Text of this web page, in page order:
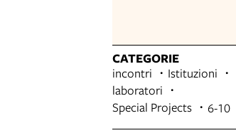
CATEGORIE
incontri
Istituzioni
laboratori
Special Projects
6-10